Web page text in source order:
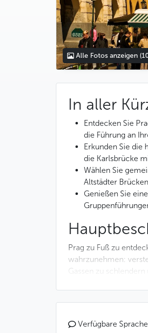
Alle Fotos anzeigen
In aller
Entdecken Sie
die Führung an
Erkunden Sie die
die Karlsbrücke
Wählen Sie
Altstädter
Genießen Sie
Prag zu Fuß zu
wahrzunehmen:
Gassen zu
persönlichere und
Besichtigung passt
Verfügbare